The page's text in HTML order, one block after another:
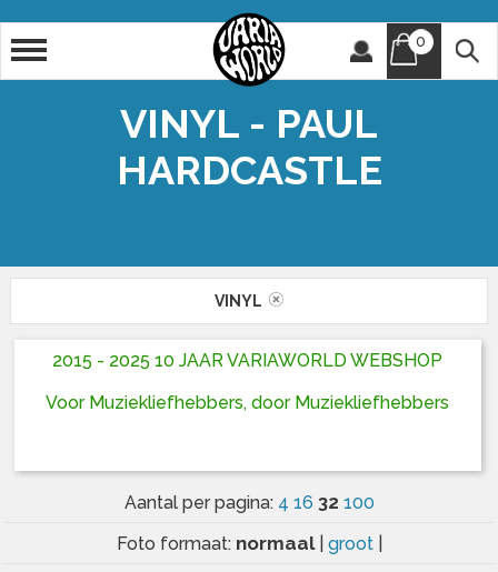
0
VINYL - PAUL
HARDCASTLE
VINYL
2015 - 2025 10 JAAR VARIAWORLD WEBSHOP
Voor Muziekliefhebbers, door Muziekliefhebbers
Aantal per pagina: 4 16 32 100
Foto formaat: normaal groot